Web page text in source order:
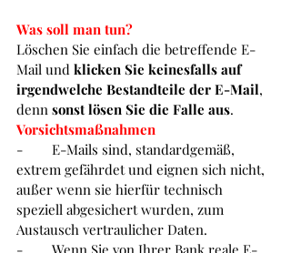
Was soll man tun?
Löschen Sie einfach die betreffende E-
Mail und klicken Sie keinesfalls auf
irgendwelche Bestandteile der E-Mail,
denn sonst lösen Sie die Falle aus.
Vorsichtsmaßnahmen
- E-Mails sind, standardgemäß,
extrem gefährdet und eignen sich nicht,
außer wenn sie hierfür technisch
speziell abgesichert wurden, zum
Austausch vertraulicher Daten.